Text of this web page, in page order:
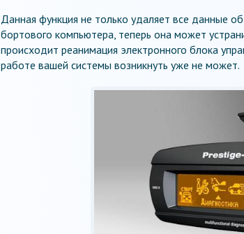
Данная функция не только удаляет все данные
бортового компьютера, теперь она может
происходит реанимация электронного блока
работе вашей системы возникнуть уже не может.